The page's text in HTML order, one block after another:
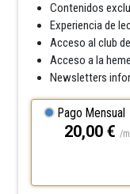
Contenidos
Experiencia de
Acceso al club
Acceso a la
Newsletters
Pago Mensual
20,00 € /